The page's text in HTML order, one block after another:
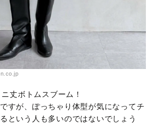
丈ボトムスブーム！
すが、ぽっちゃり体型が気になってチ
という人も多いのではないでしょう